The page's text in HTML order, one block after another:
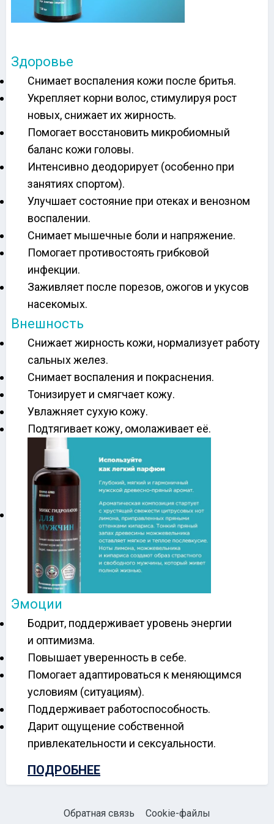
Здоровье
Снимает воспаления кожи после бритья.
Укрепляет корни волос, стимулируя рост
новых, снижает их жирность.
Помогает восстановить микробиомный
баланс кожи головы.
Интенсивно деодорирует (особенно при
занятиях спортом).
Улучшает состояние при отеках и венозном
воспалении.
Снимает мышечные боли и напряжение.
Помогает противостоять грибковой
инфекции.
Заживляет после порезов, ожогов и укусов
насекомых.
Внешность
Снижает жирность кожи, нормализует работу
сальных желез.
Снимает воспаления и покраснения.
Тонизирует и смягчает кожу.
Увлажняет сухую кожу.
Подтягивает кожу, омолаживает её.
Эмоции
Бодрит, поддерживает уровень энергии
и оптимизма.
Повышает уверенность в себе.
Помогает адаптироваться к меняющимся
условиям (ситуациям).
Поддерживает работоспособность.
Дарит ощущение собственной
привлекательности и сексуальности.
ПОДРОБНЕЕ
Обратная связь Cookie-файлы